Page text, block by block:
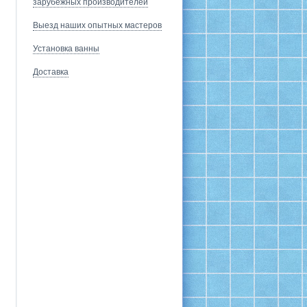
зарубежных производителей
Выезд наших опытных мастеров
Установка ванны
Доставка